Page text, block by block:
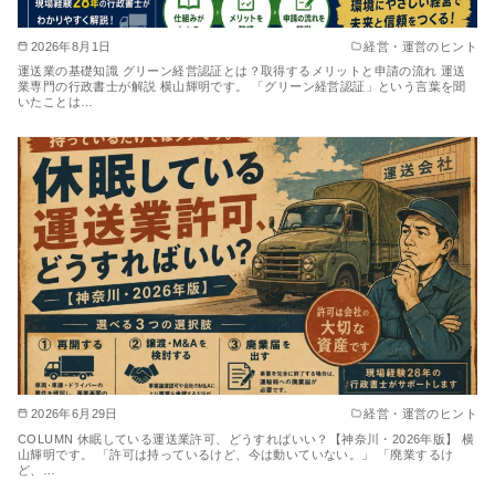
2026年8月1日
経営・運営のヒント
運送業の基礎知識 グリーン経営認証とは？取得するメリットと申請の流れ 運送
業専門の行政書士が解説 横山輝明です。 「グリーン経営認証」という言葉を聞
いたことは…
2026年6月29日
経営・運営のヒント
COLUMN 休眠している運送業許可、どうすればいい？【神奈川・2026年版】 横
山輝明です。 「許可は持っているけど、今は動いていない。」 「廃業するけ
ど、…